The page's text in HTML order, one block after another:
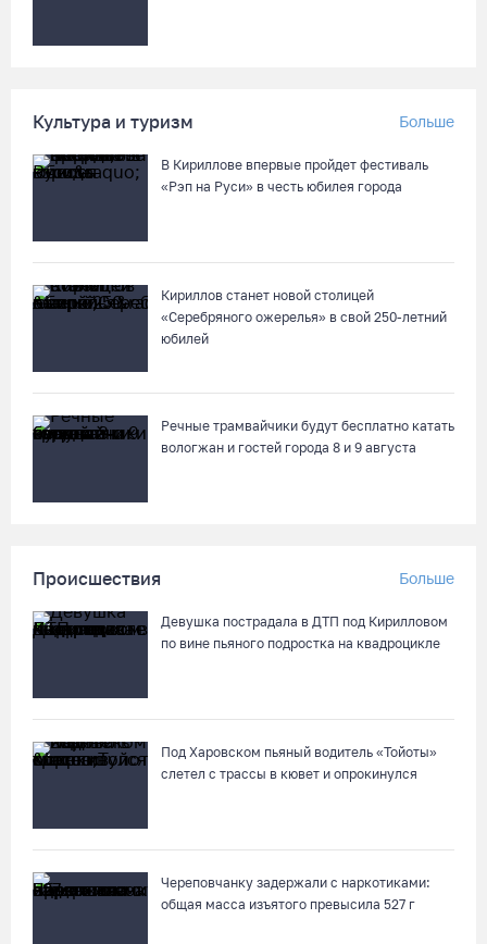
Культура и туризм Больше
В Кириллове впервые пройдет фестиваль
«Рэп на Руси» в честь юбилея города
Кириллов станет новой столицей
«Серебряного ожерелья» в свой 250-летний
юбилей
Речные трамвайчики будут бесплатно катать
вологжан и гостей города 8 и 9 августа
Происшествия Больше
Девушка пострадала в ДТП под Кирилловом
по вине пьяного подростка на квадроцикле
Под Харовском пьяный водитель «Тойоты»
слетел с трассы в кювет и опрокинулся
Череповчанку задержали с наркотиками:
общая масса изъятого превысила 527 г